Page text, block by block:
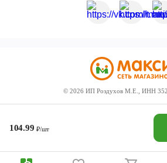
104.99 ₽/шт
© 2026 ИП Роздухов М.Е., ИНН